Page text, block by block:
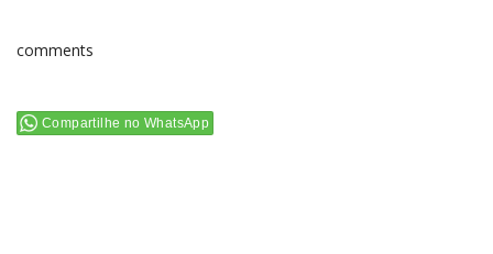
comments
Compartilhe no WhatsApp